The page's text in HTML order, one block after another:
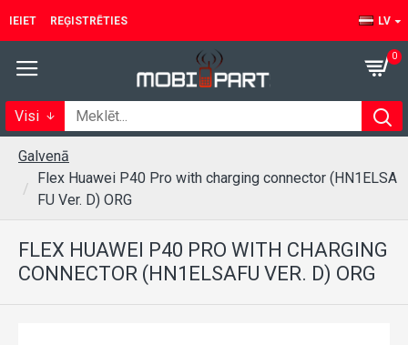
IEIET REĢISTRĒTIES LV
0
Visi
Galvenā
Flex Huawei P40 Pro with charging connector (HN1ELSA
FU Ver. D) ORG
FLEX HUAWEI P40 PRO WITH CHARGING
CONNECTOR (HN1ELSAFU VER. D) ORG